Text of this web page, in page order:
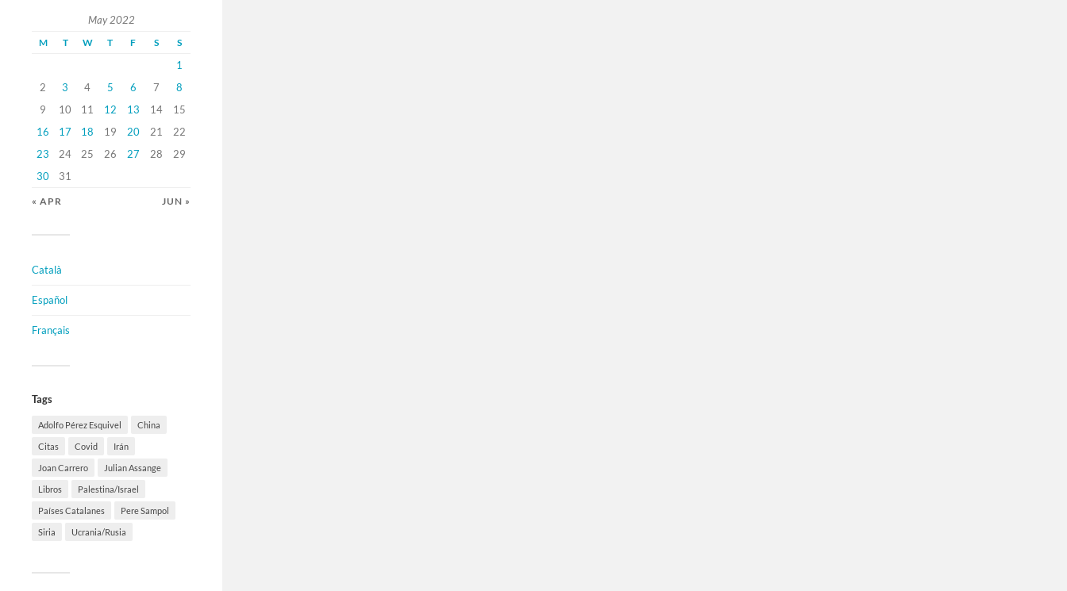
May 2022
M T W T F S S
1
2
3 4 5 6 7
8
9
10 11 12 13 14
15
16
17 18 19 20 21
22
23
24 25 26 27 28
29
30
31
« APR JUN »
Català
Español
Français
Tags
Adolfo Pérez Esquivel China
Citas Covid Irán
Joan Carrero Julian Assange
Libros Palestina/Israel
Países Catalanes Pere Sampol
Siria Ucrania/Rusia